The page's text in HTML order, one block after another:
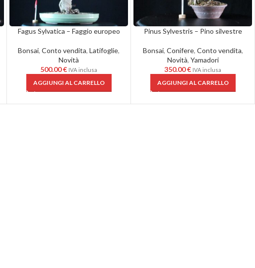
Fagus Sylvatica – Faggio europeo
Bonsai,Conto vendita,Latifoglie,
Novità
500.00€ IVA inclusa
AGGIUNGI AL CARRELLO
Pinus Sylvestris – Pino silvestre
Bonsai, Conifere, Conto vendita,
Novità, Yamadori
350.00€ IVA inclusa
AGGIUNGI AL CARRELLO